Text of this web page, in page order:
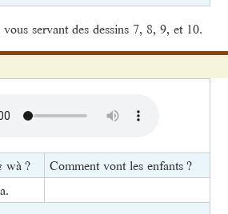
servant des dessins 7, 8, 9, et 10.
wà ?
Comment vont les enfants ?